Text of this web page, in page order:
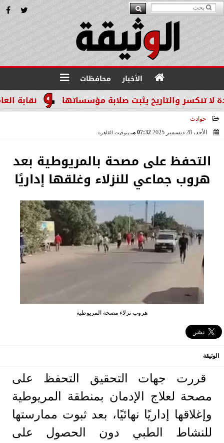
الأخبار محافظات
نقابة والتاريخ يثبت صلابة مؤسساتها
حوادث
الأحد، 28 ديسمبر 2025
07:32 مـ بتوقيت القاهرة
التحفظ على مصحة بالمريوطية بعد
هروب جماعي للنزلاء وغلقها إداريًا
هروب نزلاء مصحة المريوطية
الوثيقة
قررت جهات التحقيق التحفظ على
مصحة لعلاج الإدمان بمنطقة المريوطية
وإغلاقها إداريًا نهائيًا، بعد ثبوت ممارستها
للنشاط الطبي دون الحصول على